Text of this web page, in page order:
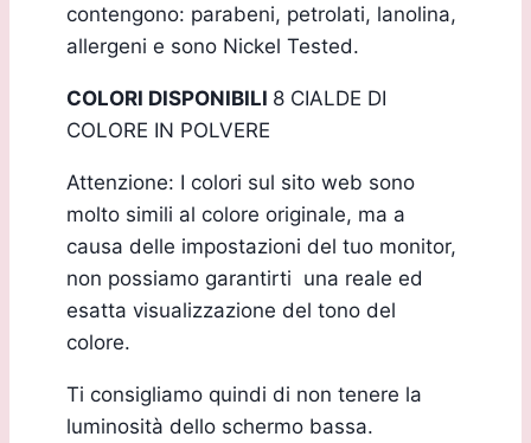
contengono: parabeni, petrolati, lanolina,
allergeni e sono Nickel Tested.
COLORI DISPONIBILI 8 CIALDE DI
COLORE IN POLVERE
Attenzione: I colori sul sito web sono
molto simili al colore originale, ma a
causa delle impostazioni del tuo monitor,
non possiamo garantirti una reale ed
esatta visualizzazione del tono del
colore.
Ti consigliamo quindi di non tenere la
luminosità dello schermo bassa.